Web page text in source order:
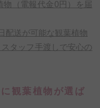
（電報代金0円）を届
配送が可能な観葉植物
タッフ手渡しで安心の
観葉植物が選ば